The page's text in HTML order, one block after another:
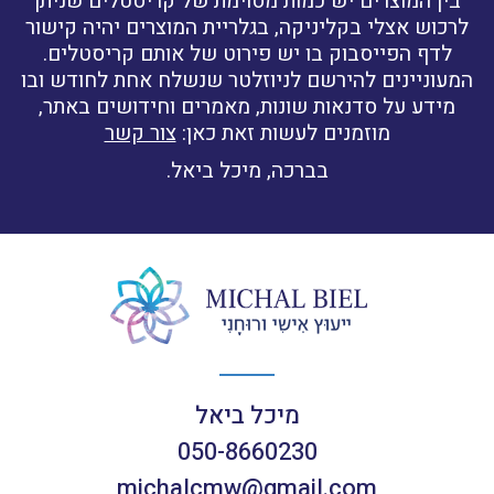
לרכוש אצלי בקליניקה, בגלריית המוצרים יהיה קישור
לדף הפייסבוק בו יש פירוט של אותם קריסטלים.
המעוניינים להירשם לניוזלטר שנשלח אחת לחודש ובו
מידע על סדנאות שונות, מאמרים וחידושים באתר,
מוזמנים לעשות זאת כאן:צור קשר
בברכה, מיכל ביאל.
מיכל ביאל
050-8660230